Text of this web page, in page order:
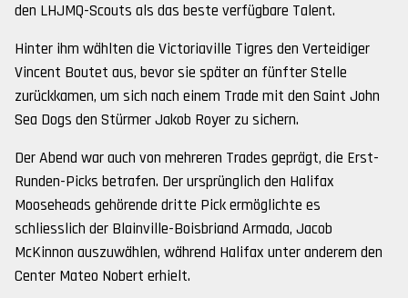
den LHJMQ-Scouts als das beste verfügbare Talent.
Hinter ihm wählten die Victoriaville Tigres den Verteidiger
Vincent Boutet aus, bevor sie später an fünfter Stelle
zurückkamen, um sich nach einem Trade mit den Saint John
Sea Dogs den Stürmer Jakob Royer zu sichern.
Der Abend war auch von mehreren Trades geprägt, die Erst-
Runden-Picks betrafen. Der ursprünglich den Halifax
Mooseheads gehörende dritte Pick ermöglichte es
schliesslich der Blainville-Boisbriand Armada, Jacob
McKinnon auszuwählen, während Halifax unter anderem den
Center Mateo Nobert erhielt.